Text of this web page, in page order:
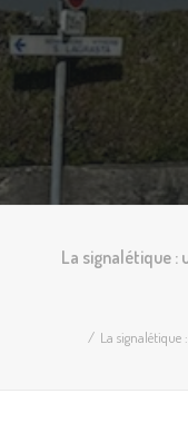
La signalétique :
La signalétique